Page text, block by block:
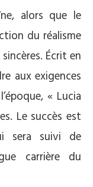
alors que le
du réalisme
Écrit en
aux exigences
« Lucia
Le succès est
sera suivi de
carrière du